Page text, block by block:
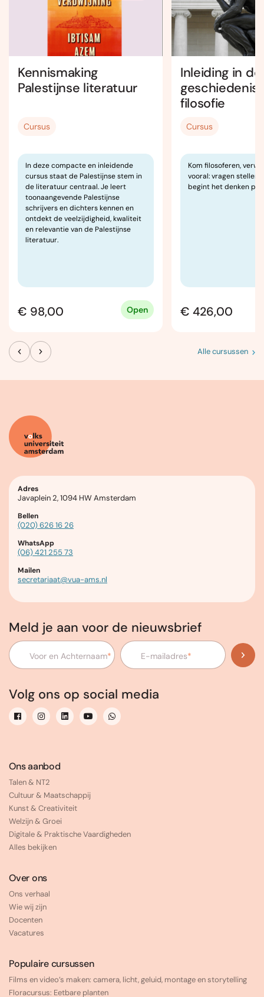
Kennismaking
Palestijnse literatuur
Cursus
In deze compacte en inleidende
cursus staat de Palestijnse stem in
de literatuur centraal. Je leert
toonaangevende Palestijnse
schrijvers en dichters kennen en
ontdekt de veelzijdigheid, kwaliteit
en relevantie van de Palestijnse
literatuur.
€ 98,00 Open
Inleiding in de
geschiedenis
filosofie
Cursus
Kom filosoferen,
vooral: vragen stellen
begint het denken
€ 426,00
Alle cursussen
Adres
Javaplein 2, 1094 HW Amsterdam
Bellen
(020) 626 16 26
WhatsApp
(06) 421 255 73
Mailen
secretariaat@vua-ams.nl
Meld je aan voor de nieuwsbrief
Voor en Achternaam* E-mailadres*
Volg ons op social media
Ons aanbod
Talen & NT2
Cultuur & Maatschappij
Kunst & Creativiteit
Welzijn & Groei
Digitale & Praktische Vaardigheden
Alles bekijken
Over ons
Ons verhaal
Wie wij zijn
Docenten
Vacatures
Populaire cursussen
Films en video’s maken: camera, licht, geluid, montage en storytelling
Floracursus: Eetbare planten